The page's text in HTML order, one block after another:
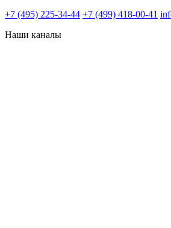
+7 (495) 225-34-44 +7 (499) 418-00-41
Наши каналы